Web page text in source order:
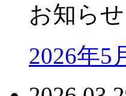
お知らせ
2026年5